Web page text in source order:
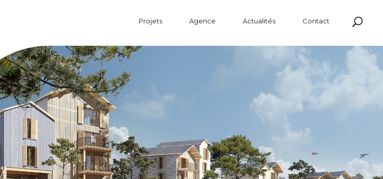
Aller au contenu principal
Projets Agence Actualités Contact